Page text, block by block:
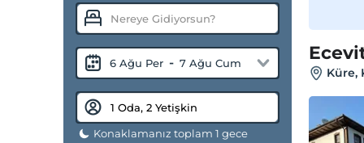
6 Ağu Per - 7 Ağu Cum
Konaklamanız toplam 1 gece
Küre,